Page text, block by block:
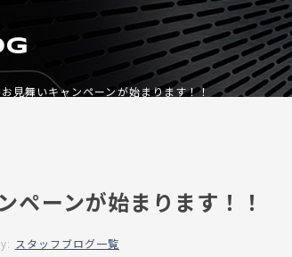
見舞いキャンペーンが始まります！！
ペーンが始まります！！
スタッフブログ一覧